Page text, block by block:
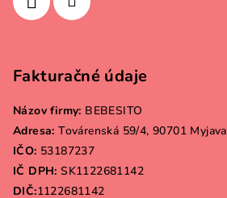
Fakturačné údaje
Názov firmy: BEBESITO
Adresa: Továrenská 59/4, 90701 Myjava
IČO: 53187237
IČ DPH: SK1122681142
DIČ:1122681142